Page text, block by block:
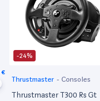
-24%
Thrustmaster - Consoles
Thrustmaster T300 Rs Gt